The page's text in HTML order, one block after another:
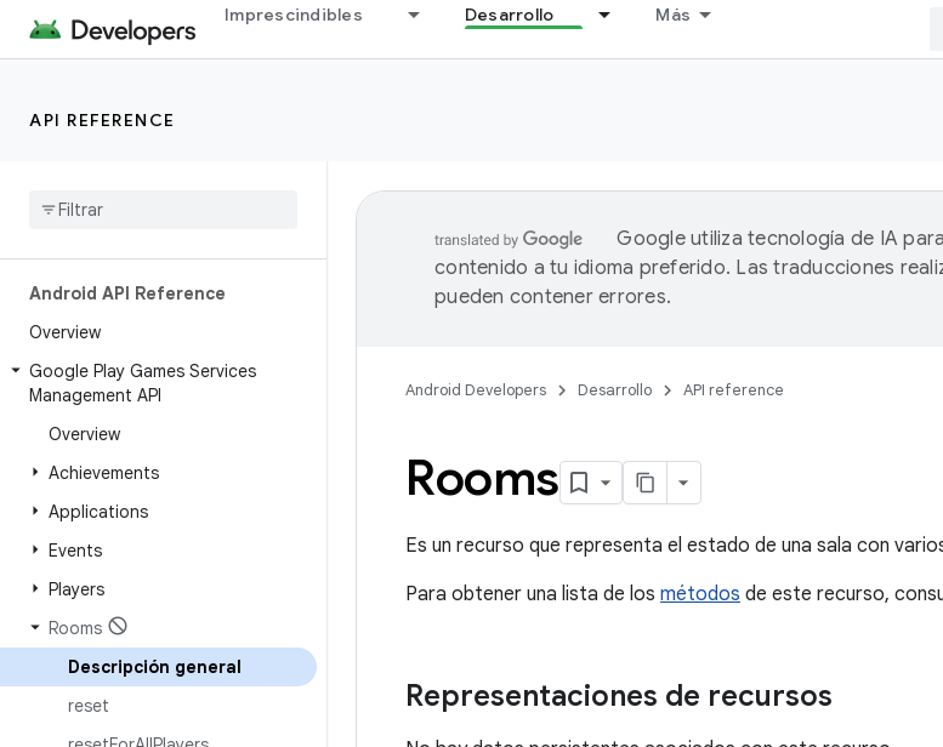
Imprescindibles Desarrollo Más
API REFERENCE
Android API Reference
Overview
Google Play Games Services
Management API
Overview
Achievements
Applications
Events
Players
Rooms
Descripción general
reset
Google utiliza tecnología de IA
contenido a tu idioma preferido. Las traducciones
pueden contener errores.
Android Developers Desarrollo API reference
Rooms
Es un recurso que representa el estado de una sala con
Para obtener una lista de los métodos de este recurso,
Representaciones de recursos